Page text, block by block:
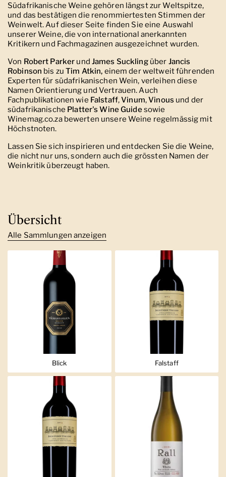
Südafrikanische Weine gehören längst zur Weltspitze,
und das bestätigen die renommiertesten Stimmen der
Weinwelt. Auf dieser Seite finden Sie eine Auswahl
unserer Weine, die von international anerkannten
Kritikern und Fachmagazinen ausgezeichnet wurden.
Von Robert Parker und James Sucklingüber Jancis
Robinson bis zuTim Atkin, einem der weltweit führenden
Experten für südafrikanischen Wein, verleihen diese
Namen Orientierung und Vertrauen. Auch
Fachpublikationen wie Falstaff,Vinum,Vinousund der
südafrikanische Platter's Wine Guidesowie
Winemag.co.za bewerten unsere Weine regelmässig mit
Höchstnoten.
Lassen Sie sich inspirieren und entdecken Sie die Weine,
die nicht nur uns, sondern auch die grössten Namen der
Weinkritik überzeugt haben.
Übersicht
Alle Sammlungen anzeigen
Blick Falstaff